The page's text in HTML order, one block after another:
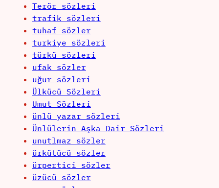
Terör sözleri
trafik sözleri
tuhaf sözler
turkiye sözleri
türkü sözleri
ufak sözler
uğur sözleri
Ülkücü Sözleri
Umut Sözleri
ünlü yazar sözleri
Ünlülerin Aşka Dair Sözleri
unutlmaz sözler
ürkütücü sözler
ürpertici sözler
üzücü sözler